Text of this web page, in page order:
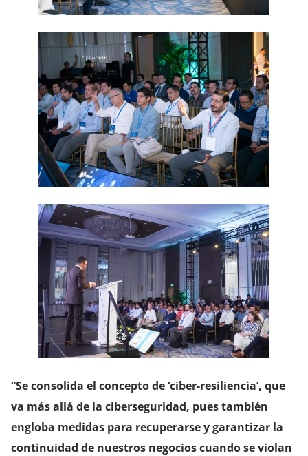
“Se consolida el concepto de ‘ciber-resiliencia’, que
va más allá de la ciberseguridad, pues también
engloba medidas para recuperarse y garantizar la
continuidad de nuestros negocios cuando se violan